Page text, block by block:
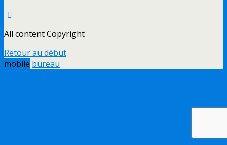
All content Copyright
Retour au début
mobile bureau